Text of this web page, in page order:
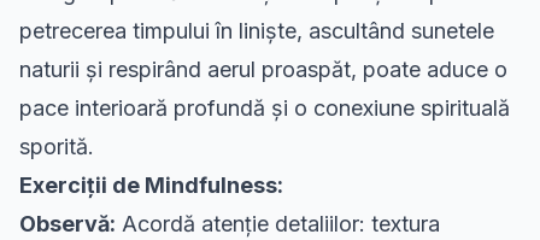
petrecerea timpului în liniște, ascultând sunetele
naturii și respirând aerul proaspăt, poate aduce o
pace interioară profundă și o conexiune spirituală
sporită.
Exerciții de Mindfulness:
Observă: Acordă atenție detaliilor: textura